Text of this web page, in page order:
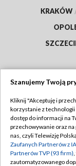
KRAKÓW
Abonament TVP
Emisja w TVP
Centrum
Szanujemy Twoją
Kliknij "Akceptuję i
korzystanie z
dostęp do informacji na
przechowywanie oraz
nas, czyli Telewizję
Zaufanych Partnerów z
Partnerów TVP (93 firm)
zautomatyzowanego